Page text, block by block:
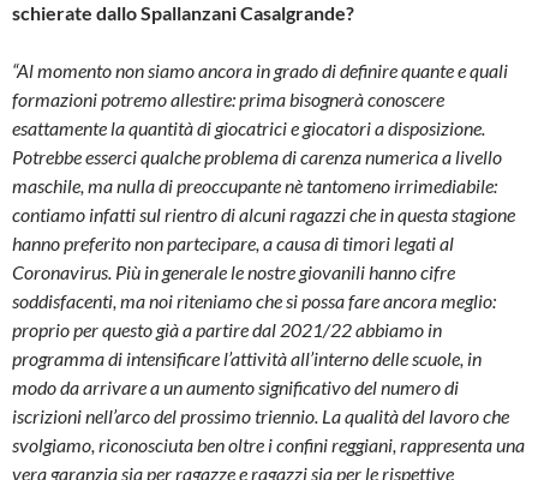
schierate dallo Spallanzani Casalgrande?
“Al momento non siamo ancora in grado di definire quante e quali
formazioni potremo allestire: prima bisognerà conoscere
esattamente la quantità di giocatrici e giocatori a disposizione.
Potrebbe esserci qualche problema di carenza numerica a livello
maschile, ma nulla di preoccupante nè tantomeno irrimediabile:
contiamo infatti sul rientro di alcuni ragazzi che in questa stagione
hanno preferito non partecipare, a causa di timori legati al
Coronavirus. Più in generale le nostre giovanili hanno cifre
soddisfacenti, ma noi riteniamo che si possa fare ancora meglio:
proprio per questo già a partire dal 2021/22 abbiamo in
programma di intensificare l’attività all’interno delle scuole, in
modo da arrivare a un aumento significativo del numero di
iscrizioni nell’arco del prossimo triennio. La qualità del lavoro che
svolgiamo, riconosciuta ben oltre i confini reggiani, rappresenta una
vera garanzia sia per ragazze e ragazzi sia per le rispettive